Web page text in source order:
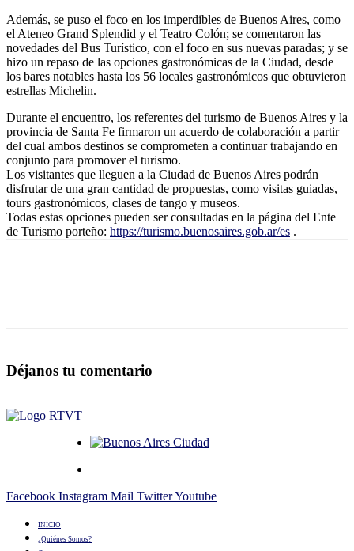
Además, se puso el foco en los imperdibles de Buenos Aires, como
el Ateneo Grand Splendid y el Teatro Colón; se comentaron las
novedades del Bus Turístico, con el foco en sus nuevas paradas; y se
hizo un repaso de las opciones gastronómicas de la Ciudad, desde
los bares notables hasta los 56 locales gastronómicos que obtuvieron
estrellas Michelin.
Durante el encuentro, los referentes del turismo de Buenos Aires y la
provincia de Santa Fe firmaron un acuerdo de colaboración a partir
del cual ambos destinos se comprometen a continuar trabajando en
conjunto para promover el turismo.
Los visitantes que lleguen a la Ciudad de Buenos Aires podrán
disfrutar de una gran cantidad de propuestas, como visitas guiadas,
tours gastronómicos, clases de tango y museos.
Todas estas opciones pueden ser consultadas en la página del Ente
de Turismo porteño: https://turismo.buenosaires.gob.ar/es .
Déjanos tu comentario
Facebook Instagram Mail TwitterYoutube
INICIO
¿Quiénes Somos?